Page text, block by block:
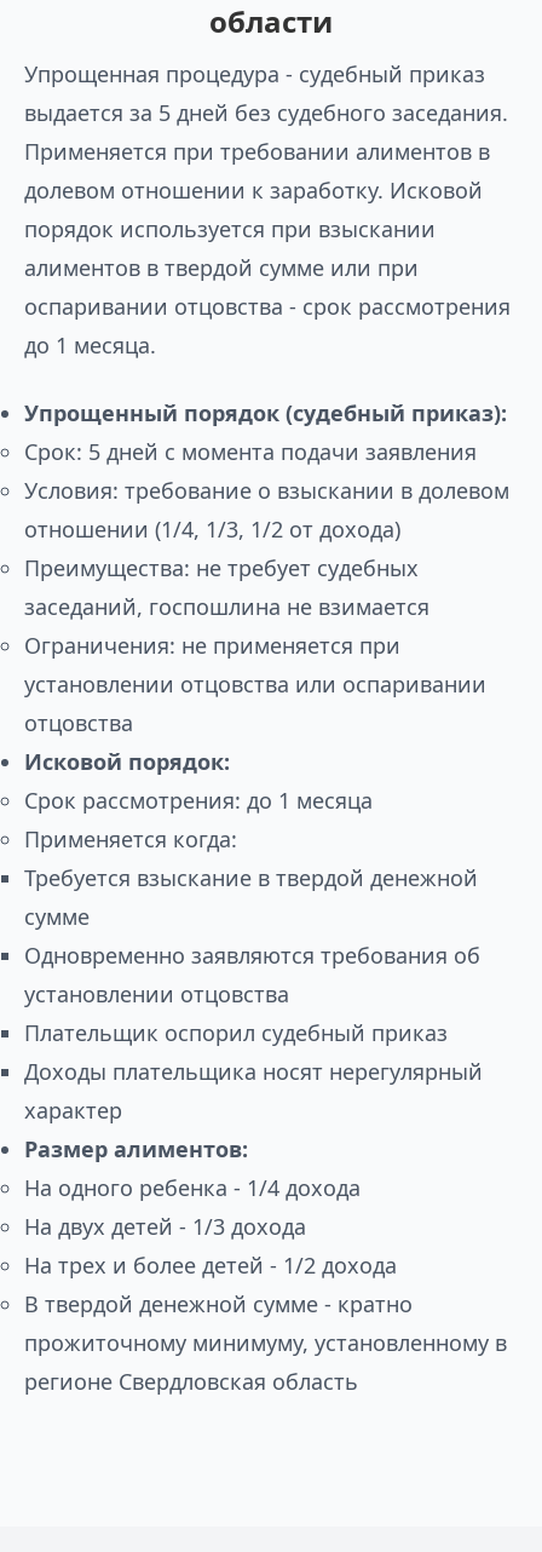
области
Упрощенная процедура - судебный приказ
выдается за 5 дней без судебного заседания.
Применяется при требовании алиментов в
долевом отношении к заработку. Исковой
порядок используется при взыскании
алиментов в твердой сумме или при
оспаривании отцовства - срок рассмотрения
до 1 месяца.
Упрощенный порядок (судебный приказ):
Срок: 5 дней с момента подачи заявления
Условия: требование о взыскании в долевом
отношении (1/4, 1/3, 1/2 от дохода)
Преимущества: не требует судебных
заседаний, госпошлина не взимается
Ограничения: не применяется при
установлении отцовства или оспаривании
отцовства
Исковой порядок:
Срок рассмотрения: до 1 месяца
Применяется когда:
Требуется взыскание в твердой денежной
сумме
Одновременно заявляются требования об
установлении отцовства
Плательщик оспорил судебный приказ
Доходы плательщика носят нерегулярный
характер
Размер алиментов:
На одного ребенка - 1/4 дохода
На двух детей - 1/3 дохода
На трех и более детей - 1/2 дохода
В твердой денежной сумме - кратно
прожиточному минимуму, установленному в
регионе Свердловская область